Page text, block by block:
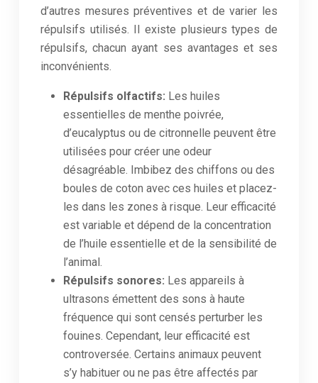
d’autres mesures préventives et de varier les
répulsifs utilisés. Il existe plusieurs types de
répulsifs, chacun ayant ses avantages et ses
inconvénients.
Répulsifs olfactifs: Les huiles
essentielles de menthe poivrée,
d’eucalyptus ou de citronnelle peuvent être
utilisées pour créer une odeur
désagréable. Imbibez des chiffons ou des
boules de coton avec ces huiles et placez-
les dans les zones à risque. Leur efficacité
est variable et dépend de la concentration
de l’huile essentielle et de la sensibilité de
l’animal.
Répulsifs sonores: Les appareils à
ultrasons émettent des sons à haute
fréquence qui sont censés perturber les
fouines. Cependant, leur efficacité est
controversée. Certains animaux peuvent
s’y habituer ou ne pas être affectés par